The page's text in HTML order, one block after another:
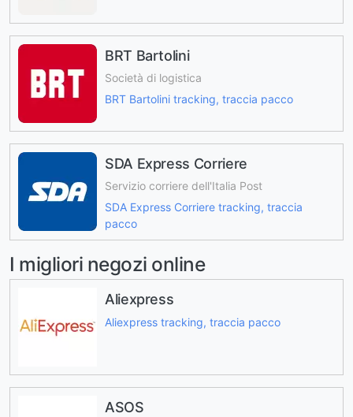
BRT Bartolini
Società di logistica
BRT Bartolini tracking, traccia pacco
SDA Express Corriere
Servizio corriere dell'Italia Post
SDA Express Corriere tracking, traccia
pacco
I migliori negozi online
Aliexpress
Aliexpress tracking, traccia pacco
ASOS